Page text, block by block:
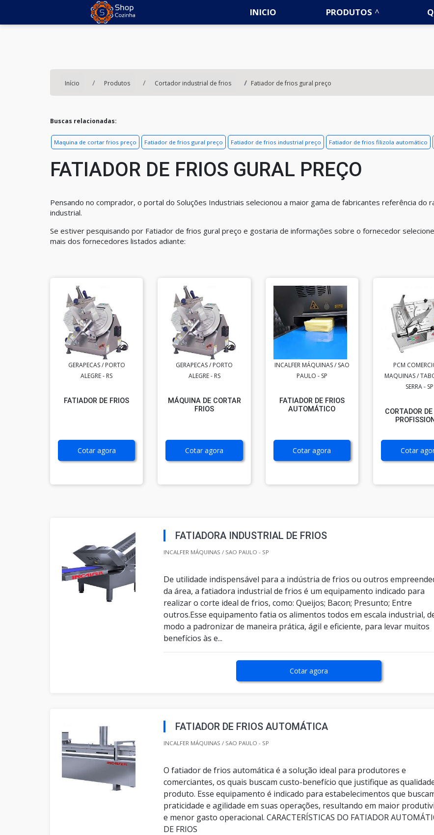
INICIO PRODUTOS
Início Produtos Cortador industrial de frios Fatiador de frios gural preço
Buscas relacionadas:
Maquina de cortar frios preço Fatiador de frios gural preço Fatiador de frios industrial preço Fatiador de frios filizola automático
FATIADOR DE FRIOS GURAL PREÇO
Pensando no comprador, o portal do Soluções Industriais selecionou a maior gama de fabricantes referência do
industrial.
Se estiver pesquisando por Fatiador de frios gural preço e gostaria de informações sobre o fornecedor
mais dos fornecedores listados adiante:
GERAPECAS / PORTO
ALEGRE - RS
FATIADOR DE FRIOS
Cotar agora
GERAPECAS / PORTO
ALEGRE - RS
MÁQUINA DE CORTAR
FRIOS
Cotar agora
INCALFER MÁQUINAS / SAO
PAULO - SP
FATIADOR DE FRIOS
AUTOMÁTICO
Cotar agora
PCM
MAQUINAS /
SERRA - SP
CORTADOR
Cotar
FATIADORA INDUSTRIAL DE FRIOS
INCALFER MÁQUINAS / SAO PAULO - SP
De utilidade indispensável para a indústria de frios ou outros
da área, a fatiadora industrial de frios é um equipamento indicado para
realizar o corte ideal de frios, como: Queijos; Bacon; Presunto; Entre
outros.Esse equipamento fatia os alimentos todos em escala industrial,
modo a padronizar de maneira prática, ágil e eficiente, para levar muitos
benefícios às e...
Cotar agora
FATIADOR DE FRIOS AUTOMÁTICA
INCALFER MÁQUINAS / SAO PAULO - SP
O fatiador de frios automática é a solução ideal para produtores e
comerciantes, os quais buscam custo-benefício que justifique as
produto. Esse equipamento é indicado para estabelecimentos que
praticidade e agilidade em suas operações, resultando em maior
e menor gasto operacional. CARACTERÍSTICAS DO FATIADOR
DE FRIOS